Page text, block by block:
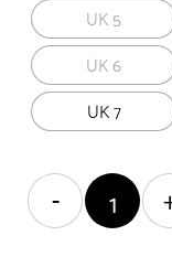
UK 5
UK 6
UK 7